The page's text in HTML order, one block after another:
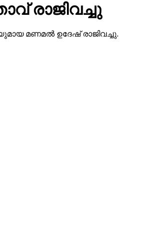
രാജിവച്ചു
മണമല്‍ ഉദേഷ് രാജിവച്ചു.